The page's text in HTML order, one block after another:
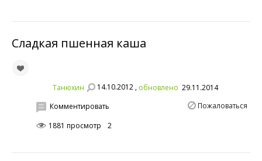
Сладкая пшенная каша
Танюхин 14.10.2012 , обновлено 29.11.2014
Пожаловаться
Комментировать
1881 просмотр
2